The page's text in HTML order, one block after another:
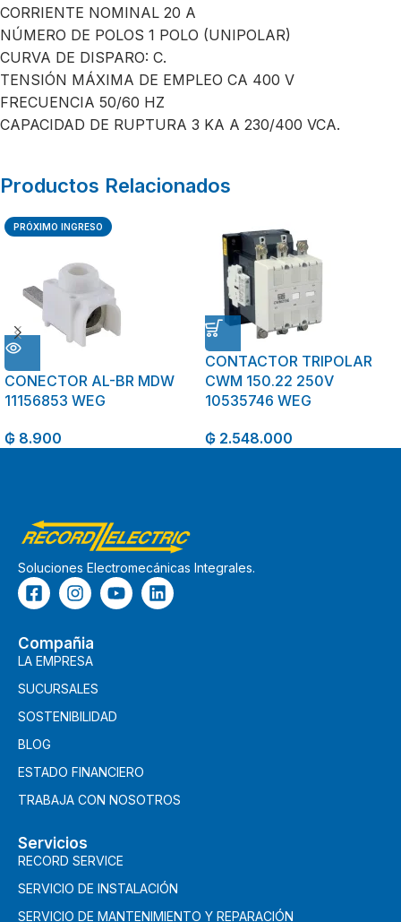
CORRIENTE NOMINAL 20 A
NÚMERO DE POLOS 1 POLO (UNIPOLAR)
CURVA DE DISPARO: C.
TENSIÓN MÁXIMA DE EMPLEO CA 400 V
FRECUENCIA 50/60 HZ
CAPACIDAD DE RUPTURA 3 KA A 230/400 VCA.
Productos Relacionados
PRÓXIMO INGRESO
CONECTOR AL-BR MDW
11156853 WEG
₲ 8.900
CONTACTOR TRIPOLAR
CWM 150.22 250V
10535746 WEG
₲ 2.548.000
Soluciones Electromecánicas Integrales.
Compañia
LA EMPRESA
SUCURSALES
SOSTENIBILIDAD
BLOG
ESTADO FINANCIERO
TRABAJA CON NOSOTROS
Servicios
RECORD SERVICE
SERVICIO DE INSTALACIÓN
SERVICIO DE MANTENIMIENTO Y REPARACIÓN